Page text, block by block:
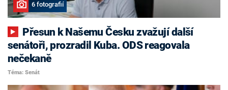
6 fotografií
senátoři, prozradil Kuba. ODS reagovala
nečekaně
Téma: Senát